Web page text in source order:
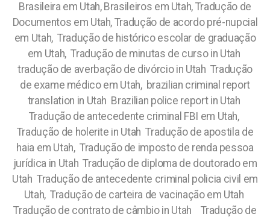
Brasileira em Utah, Brasileiros em Utah, Tradução de
Documentos em Utah, Tradução de acordo pré-nupcial
em Utah, Tradução de histórico escolar de graduação
em Utah, Tradução de minutas de curso in Utah
tradução de averbação de divórcio in Utah Tradução
de exame médico em Utah, brazilian criminal report
translation in Utah Brazilian police report in Utah
Tradução de antecedente criminal FBI em Utah,
Tradução de holerite in Utah Tradução de apostila de
haia em Utah, Tradução de imposto de renda pessoa
jurídica in Utah Tradução de diploma de doutorado em
Utah Tradução de antecedente criminal policia civil em
Utah, Tradução de carteira de vacinação em Utah
Tradução de contrato de câmbio in Utah Tradução de